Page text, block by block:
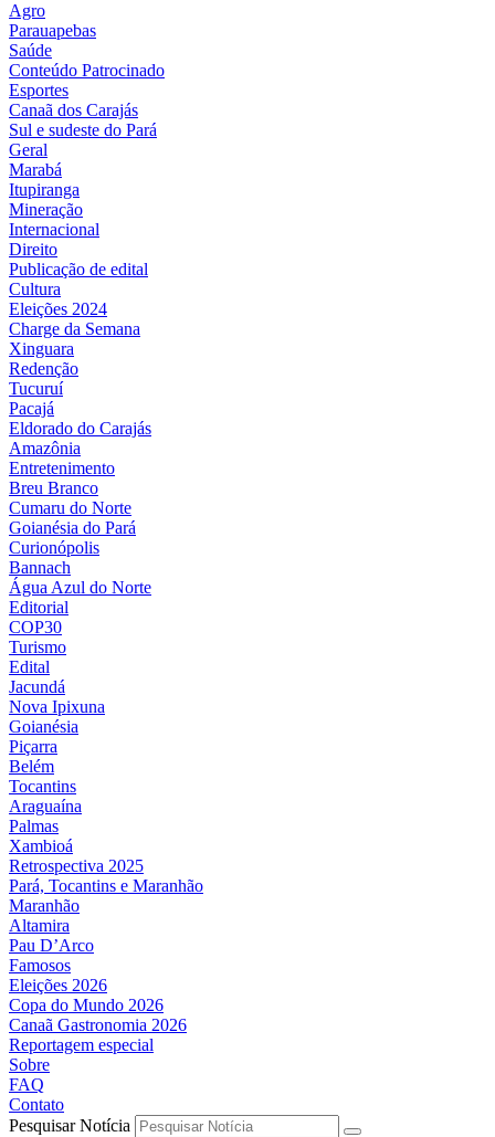
Agro
Parauapebas
Saúde
Conteúdo Patrocinado
Esportes
Canaã dos Carajás
Sul e sudeste do Pará
Geral
Marabá
Itupiranga
Mineração
Internacional
Direito
Publicação de edital
Cultura
Eleições 2024
Charge da Semana
Xinguara
Redenção
Tucuruí
Pacajá
Eldorado do Carajás
Amazônia
Entretenimento
Breu Branco
Cumaru do Norte
Goianésia do Pará
Curionópolis
Bannach
Água Azul do Norte
Editorial
COP30
Turismo
Edital
Jacundá
Nova Ipixuna
Goianésia
Piçarra
Belém
Tocantins
Araguaína
Palmas
Xambioá
Retrospectiva 2025
Pará, Tocantins e Maranhão
Maranhão
Altamira
Pau D’Arco
Famosos
Eleições 2026
Copa do Mundo 2026
Canaã Gastronomia 2026
Reportagem especial
Sobre
FAQ
Contato
Pesquisar Notícia